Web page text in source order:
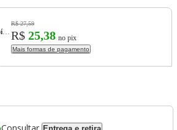
Café Torrado e Moído Iguaçu Extra Forte a Vácuo 500g
R$ 27,59
R$ 25,38 no pix
Mais formas de pagamento
Consultar Entrega e retira